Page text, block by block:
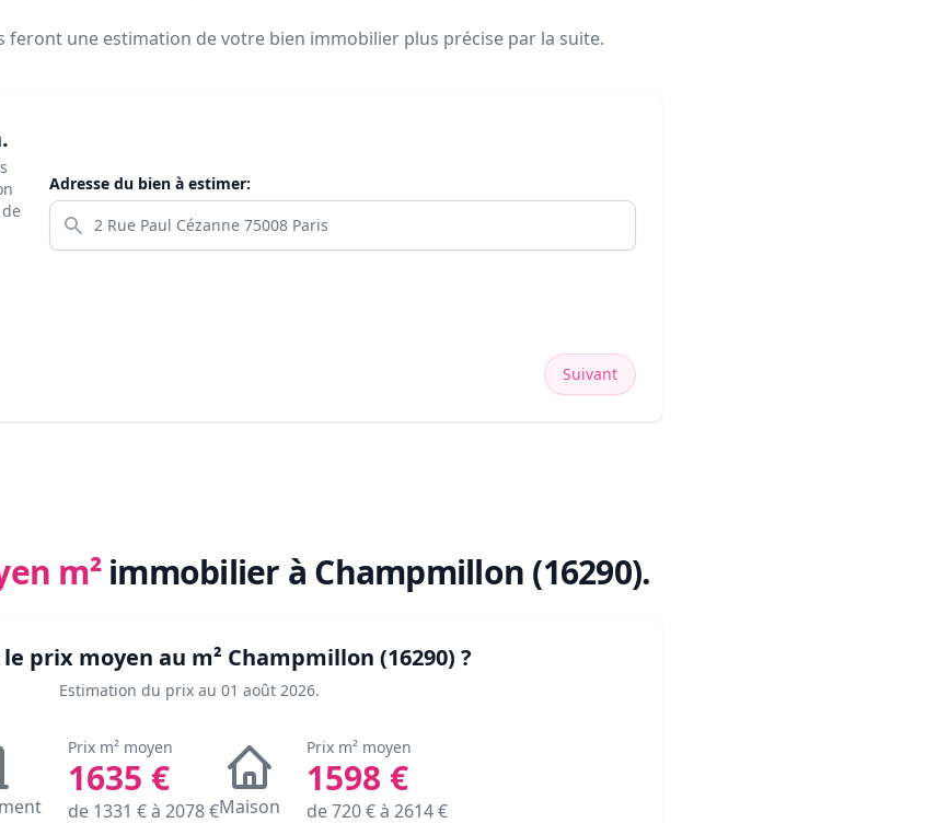
feront une estimation de votre bien immobilier plus précise par la suite.
Adresse du bien à estimer:
Suivant
m² immobilier à Champmillon (16290).
prix moyen au m² Champmillon (16290) ?
Estimation du prix au 01 août 2026.
Prix m² moyen
1635 €
de 1331 € à 2078€Maison
Prix m² moyen
1598 €
de720€ à 2614€